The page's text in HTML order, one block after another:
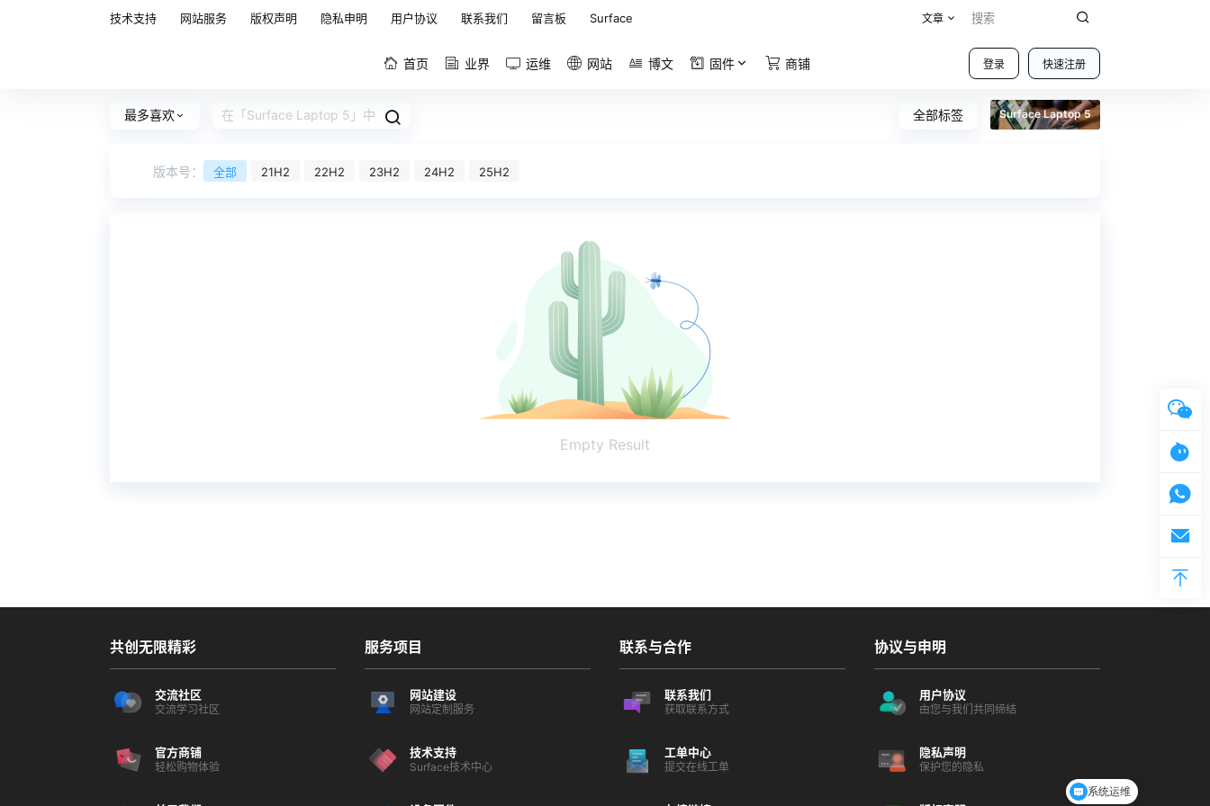
技术支持 网站服务 版权声明 隐私申明 用户协议 联系我们 留言板 Surface 文章
登录 快速注册
首页 业界 运维 网站 博文 固件 商铺
最多喜欢 全部标签 Surface Laptop 5
版本号： 全部 21H2 22H2 23H2 24H2 25H2
Empty Result
共创无限精彩
交流社区
交流学习社区
官方商铺
轻松购物体验
服务项目
网站建设
网站定制服务
技术支持
Surface技术中心
联系与合作
联系我们
获取联系方式
工单中心
提交在线工单
协议与申明
用户协议
由您与我们共同缔结
隐私声明
保护您的隐私
系统运维